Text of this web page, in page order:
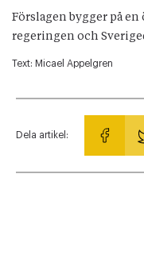
Förslagen bygger på
regeringen och
Text: Micael Appelgren
Dela artikel: